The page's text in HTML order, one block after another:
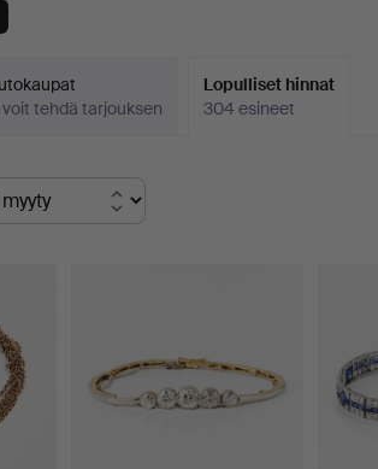
tehdä tarjouksen
Lopulliset hinnat
304 esineet